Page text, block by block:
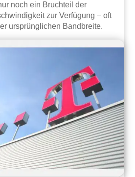
noch ein Bruchteil der
zur Verfügung – oft
ursprünglichen Bandbreite.